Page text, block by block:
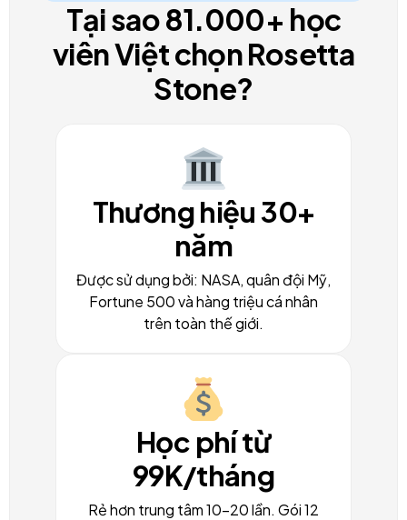
Tại sao 81.000+ học
viên Việt chọn Rosetta
Stone?
Thương hiệu 30+
năm
Được sử dụng bởi: NASA, quân đội Mỹ,
Fortune 500 và hàng triệu cá nhân
trên toàn thế giới.
Học phí từ
99K/tháng
Rẻ hơn trung tâm 10-20 lần. Gói 12